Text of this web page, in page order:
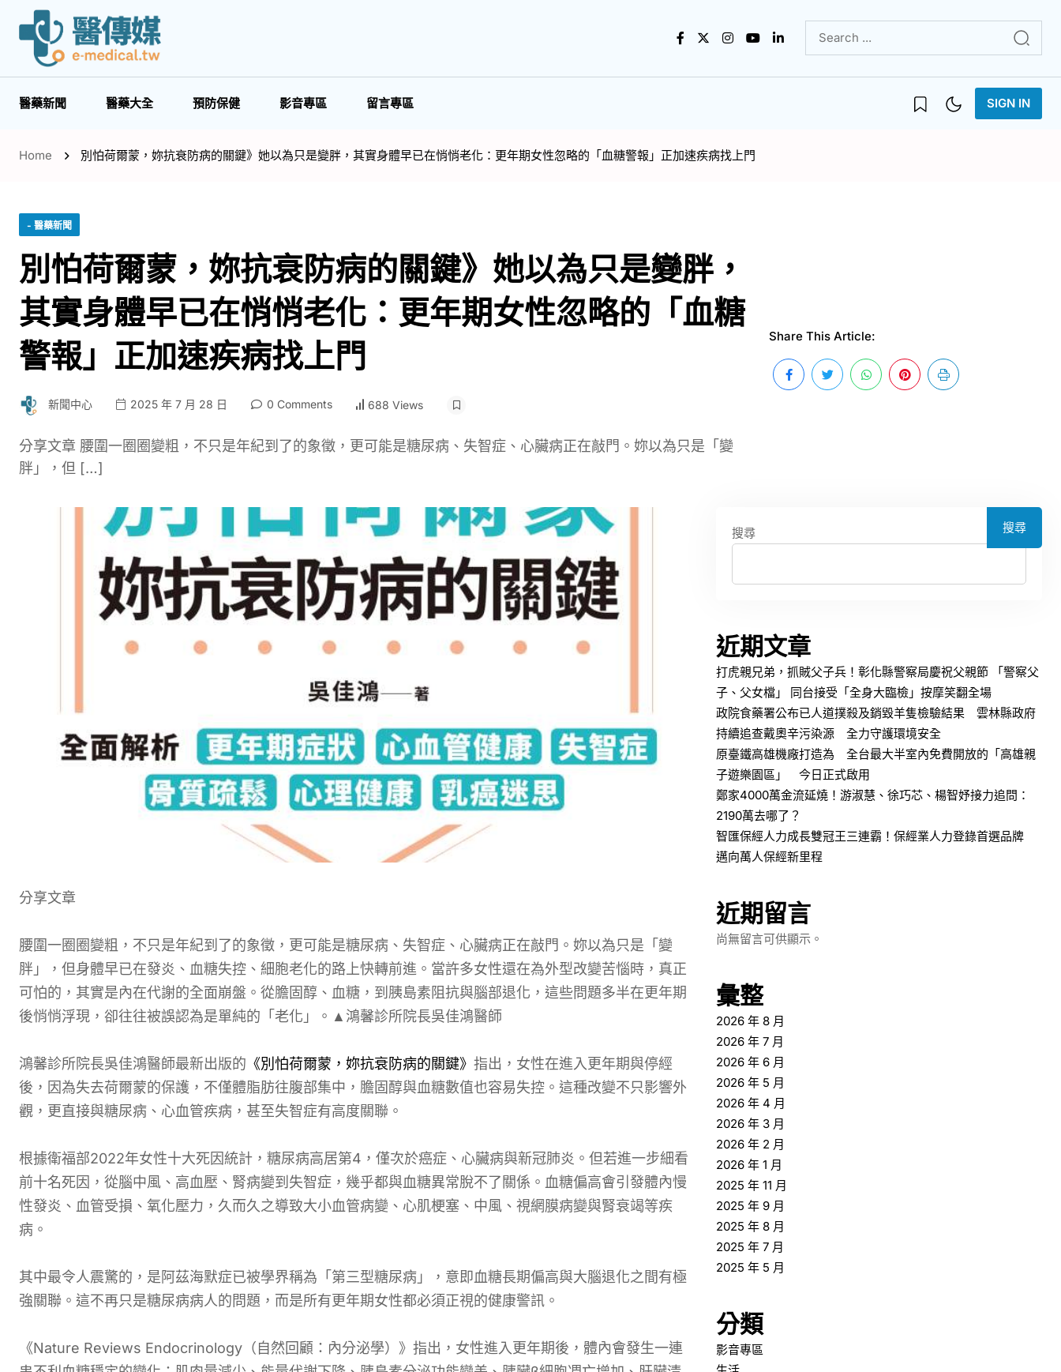
醫藥新聞 醫藥大全 預防保健 影音專區 留言專區 SIGN IN
Home 別怕荷爾蒙，妳抗衰防病的關鍵》她以為只是變胖，其實身體早已在悄悄老化：更年期女性忽略的「血糖警報」正加速疾病找上門
- 醫藥新聞
別怕荷爾蒙，妳抗衰防病的關鍵》她以為只是變胖，
其實身體早已在悄悄老化：更年期女性忽略的「血糖
警報」正加速疾病找上門
新聞中心 2025 年 7 月 28 日 0 Comments 688 Views
分享文章 腰圍一圈圈變粗，不只是年紀到了的象徵，更可能是糖尿病、失智症、心臟病正在敲門。妳以為只是「變
胖」，但 […]
Share This Article:
分享文章
腰圍一圈圈變粗，不只是年紀到了的象徵，更可能是糖尿病、失智症、心臟病正在敲門。妳以為只是「變
胖」，但身體早已在發炎、血糖失控、細胞老化的路上快轉前進。當許多女性還在為外型改變苦惱時，真正
可怕的，其實是內在代謝的全面崩盤。從膽固醇、血糖，到胰島素阻抗與腦部退化，這些問題多半在更年期
後悄悄浮現，卻往往被誤認為是單純的「老化」。▲鴻馨診所院長吳佳鴻醫師
鴻馨診所院長吳佳鴻醫師最新出版的 《別怕荷爾蒙，妳抗衰防病的關鍵》 指出，女性在進入更年期與停經
後，因為失去荷爾蒙的保護，不僅體脂肪往腹部集中，膽固醇與血糖數值也容易失控。這種改變不只影響外
觀，更直接與糖尿病、心血管疾病，甚至失智症有高度關聯。
根據衛福部2022年女性十大死因統計，糖尿病高居第4，僅次於癌症、心臟病與新冠肺炎。但若進一步細看
前十名死因，從腦中風、高血壓、腎病變到失智症，幾乎都與血糖異常脫不了關係。血糖偏高會引發體內慢
性發炎、血管受損、氧化壓力，久而久之導致大小血管病變、心肌梗塞、中風、視網膜病變與腎衰竭等疾
病。
其中最令人震驚的，是阿茲海默症已被學界稱為「第三型糖尿病」，意即血糖長期偏高與大腦退化之間有極
強關聯。這不再只是糖尿病病人的問題，而是所有更年期女性都必須正視的健康警訊。
《Nature Reviews Endocrinology（自然回顧：內分泌學）》指出，女性進入更年期後，體內會發生一連
搜尋 搜尋
近期文章
打虎親兄弟，抓賊父子兵！彰化縣警察局慶祝父親節 「警察父
子、父女檔」 同台接受「全身大臨檢」按摩笑翻全場
政院食藥署公布已人道撲殺及銷毀羊隻檢驗結果 雲林縣政府
持續追查戴奧辛污染源 全力守護環境安全
原臺鐵高雄機廠打造為 全台最大半室內免費開放的「高雄親
子遊樂園區」 今日正式啟用
鄭家4000萬金流延燒！游淑慧、徐巧芯、楊智妤接力追問：
2190萬去哪了？
智匯保經人力成長雙冠王三連霸！保經業人力登錄首選品牌
邁向萬人保經新里程
近期留言
尚無留言可供顯示。
彙整
2026 年 8 月
2026 年 7 月
2026 年 6 月
2026 年 5 月
2026 年 4 月
2026 年 3 月
2026 年 2 月
2026 年 1 月
2025 年 11 月
2025 年 9 月
2025 年 8 月
2025 年 7 月
2025 年 5 月
分類
影音專區